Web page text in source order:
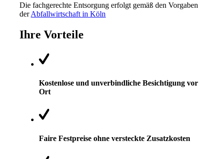
Die fachgerechte Entsorgung erfolgt gemäß den Vorgaben
derAbfallwirtschaft in Köln
Ihre Vorteile
Kostenlose und unverbindliche Besichtigung vor
Ort
Faire Festpreise ohne versteckte Zusatzkosten